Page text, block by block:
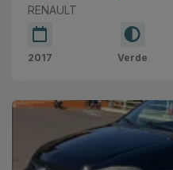
RENAULT
2017 Verde